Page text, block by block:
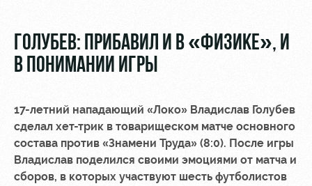
Фото
Места для
МГН
РЖД
Арена
Локо
Старт
Информация
для
ГОЛУБЕВ: ПРИБАВИЛ И В «ФИЗИКЕ», И
В ПОНИМАНИИ ИГРЫ
17-летний нападающий «Локо» Владислав Голубев
сделал хет-трик в товарищеском матче основного
состава против «Знамени Труда» (8:0). После игры
Владислав поделился своими эмоциями от матча и
сборов, в которых участвуют шесть футболистов